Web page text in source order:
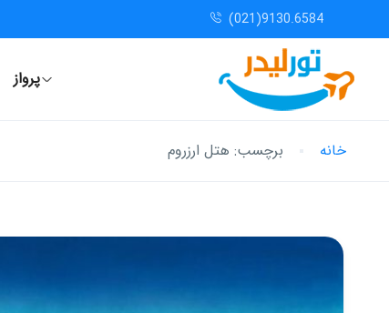
(021)9130.6584
پرواز
خانه برچسب: هتل ارزروم